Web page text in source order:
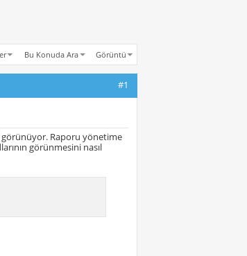
Bu Konuda Ara Görüntü
#1
görünüyor. Raporu yönetime
görünmesini nasıl